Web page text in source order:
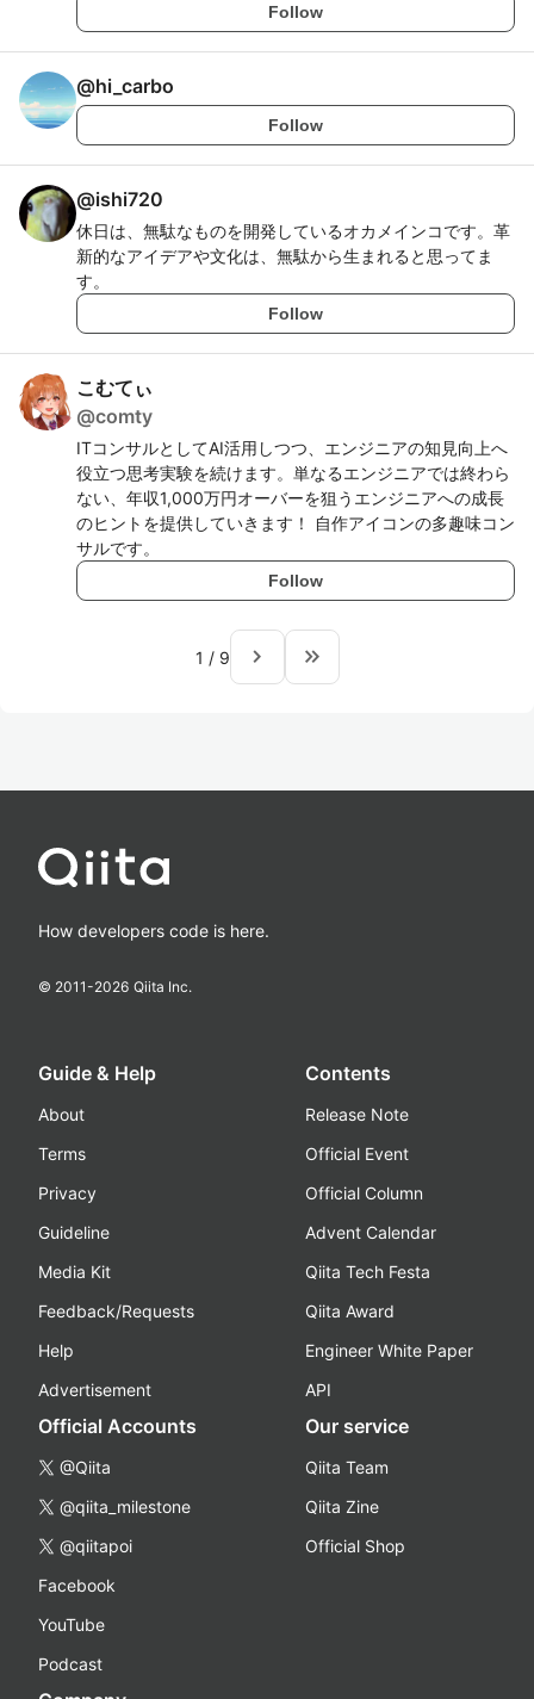
Follow
@hi_carbo
Follow
@ishi720
休日は、無駄なものを開発しているオカメインコです。革
新的なアイデアや文化は、無駄から生まれると思ってま
す。
Follow
こむてぃ
@comty
ITコンサルとしてAI活用しつつ、エンジニアの知見向上へ
役立つ思考実験を続けます。単なるエンジニアでは終わら
ない、年収1,000万円オーバーを狙うエンジニアへの成長
のヒントを提供していきます！ 自作アイコンの多趣味コン
サルです。
Follow
1 / 9 navigate_next keyboard_double_arrow_right
How developers code is here.
© 2011-2026 Qiita Inc.
Guide & Help
About
Terms
Privacy
Guideline
Media Kit
Feedback/Requests
Help
Advertisement
Contents
Release Note
Official Event
Official Column
Advent Calendar
Qiita Tech Festa
Qiita Award
Engineer White Paper
API
Official Accounts
@Qiita
@qiita_milestone
@qiitapoi
Facebook
YouTube
Podcast
Our service
Qiita Team
Qiita Zine
Official Shop